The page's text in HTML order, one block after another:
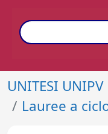
UNITESI UNIPV
Lauree a